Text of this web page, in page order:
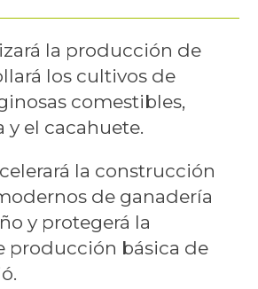
la producción de
los cultivos de
comestibles,
y el cacahuete.
la construcción
de ganadería
y protegerá la
producción básica de